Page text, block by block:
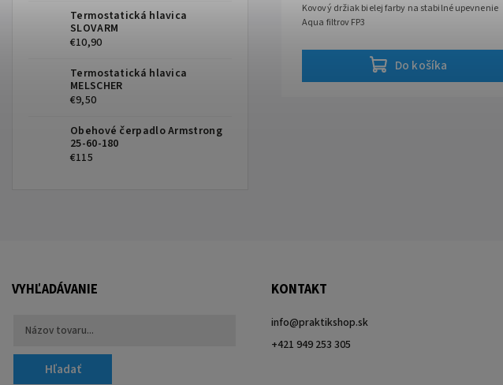
Termostatická hlavica
SLOVARM
€10,90
Termostatická hlavica
MELSCHER
€9,50
Obehové čerpadlo Armstrong
25-60-180
€115
Do košíka
Kovový držiak bielej farby na stabilné upevnenie
Aqua filtrov FP3
VYHĽADÁVANIE
Hľadať
KONTAKT
info@praktikshop.sk
+421 949 253 305